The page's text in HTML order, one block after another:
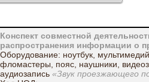
Конспект совместной
распространения информации о
Оборудование: ноутбук,
фломастеры, пояс, наушники,
аудиозапись «Звук проезжающего